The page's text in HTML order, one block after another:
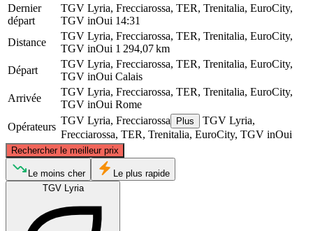
Dernier
départ
TGV Lyria, Frecciarossa, TER, Trenitalia, EuroCity,
TGV inOui 14:31
Distance
TGV Lyria, Frecciarossa, TER, Trenitalia, EuroCity,
TGV inOui 1 294,07 km
Départ
TGV Lyria, Frecciarossa, TER, Trenitalia, EuroCity,
TGV inOui Calais
Arrivée
TGV Lyria, Frecciarossa, TER, Trenitalia, EuroCity,
TGV inOui Rome
Opérateurs
TGV Lyria, Frecciarossa Plus
TGV Lyria,
Frecciarossa, TER, Trenitalia, EuroCity, TGV inOui
Rechercher le meilleur prix
Calais
©CARTO, ©OpenStreetMapcontributors
Le moins cher
Le plus rapide
TGV Lyria